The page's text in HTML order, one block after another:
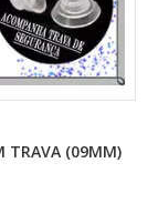
TRAVA (09MM)